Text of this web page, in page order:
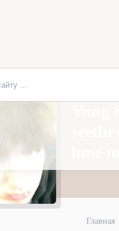
Главная